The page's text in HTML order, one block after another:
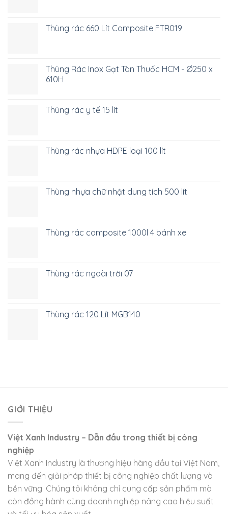
Thùng rác 660 Lít Composite FTR019
Thùng Rác Inox Gạt Tàn Thuốc HCM - Ø250 x
610H
Thùng rác y tế 15 lít
Thùng rác nhựa HDPE loại 100 lít
Thùng nhựa chữ nhật dung tích 500 lít
Thùng rác composite 1000l 4 bánh xe
Thùng rác ngoài trời 07
Thùng rác 120 Lít MGB140
GIỚI THIỆU
Việt Xanh Industry – Dẫn đầu trong thiết bị công
nghiệp
Việt Xanh Industry là thương hiệu hàng đầu tại Việt Nam,
mang đến giải pháp thiết bị công nghiệp chất lượng và
bền vững. Chúng tôi không chỉ cung cấp sản phẩm mà
còn đồng hành cùng doanh nghiệp nâng cao hiệu suất